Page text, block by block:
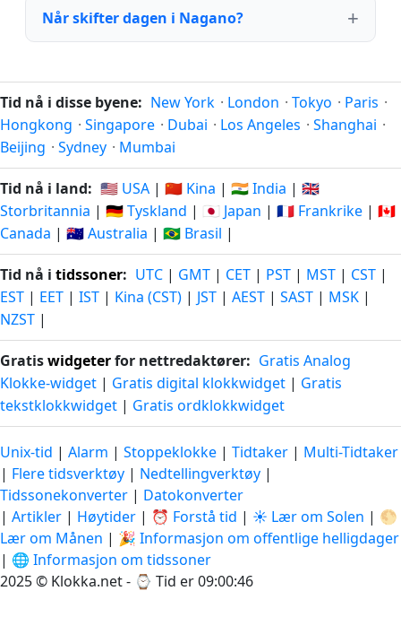
Når skifter dagen i Nagano?
Tid nå i disse byene: New York · London · Tokyo · Paris ·
Hongkong · Singapore · Dubai · Los Angeles · Shanghai ·
Beijing · Sydney · Mumbai
Tid nå i land: 🇺🇸 USA | 🇨🇳 Kina | 🇮🇳 India | 🇬🇧
Storbritannia | 🇩🇪 Tyskland | 🇯🇵 Japan | 🇫🇷 Frankrike | 🇨🇦
Canada | 🇦🇺 Australia | 🇧🇷 Brasil |
Tid nå i tidssoner: UTC | GMT | CET | PST | MST | CST |
EST | EET | IST | Kina (CST) | JST | AEST | SAST | MSK |
NZST |
Gratiswidgeterfor nettredaktører: Gratis Analog
Klokke-widget | Gratis digital klokkwidget | Gratis
tekstklokkwidget | Gratis ordklokkwidget
Unix-tid | Alarm | Stoppeklokke | Tidtaker | Multi-Tidtaker
| Flere tidsverktøy | Nedtellingverktøy |
Tidssonekonverter | Datokonverter
| Artikler | Høytider | ⏰ Forstå tid | ☀️ Lær om Solen | 🌕
Lær om Månen | 🎉 Informasjon om offentlige helligdager
| 🌐 Informasjon om tidssoner
2025 © Klokka.net - ⌚ Tid er 09:00:46